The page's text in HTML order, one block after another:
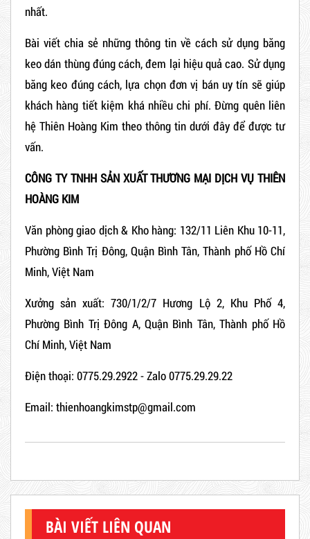
nhất.
Bài viết chia sẻ những thông tin về cách sử dụng băng
keo dán thùng đúng cách, đem lại hiệu quả cao. Sử dụng
băng keo đúng cách, lựa chọn đơn vị bán uy tín sẽ giúp
khách hàng tiết kiệm khá nhiều chi phí. Đừng quên liên
hệ Thiên Hoàng Kim theo thông tin dưới đây để được tư
vấn.
CÔNG TY TNHH SẢN XUẤT THƯƠNG MẠI DỊCH VỤ THIÊN
HOÀNG KIM
Văn phòng giao dịch & Kho hàng: 132/11 Liên Khu 10-11,
Phường Bình Trị Đông, Quận Bình Tân, Thành phố Hồ Chí
Minh, Việt Nam
Xưởng sản xuất: 730/1/2/7 Hương Lộ 2, Khu Phố 4,
Phường Bình Trị Đông A, Quận Bình Tân, Thành phố Hồ
Chí Minh, Việt Nam
Điện thoại: 0775.29.2922 - Zalo 0775.29.29.22
Email: thienhoangkimstp@gmail.com
BÀI VIẾT LIÊN QUAN